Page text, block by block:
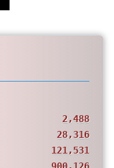
2,488
28,316
121,531